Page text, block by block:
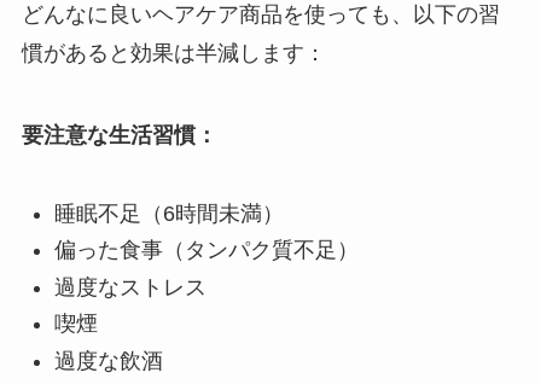
どんなに良いヘアケア商品を使っても、以下の習
慣があると効果は半減します：
要注意な生活習慣：
睡眠不足（6時間未満）
偏った食事（タンパク質不足）
過度なストレス
喫煙
過度な飲酒